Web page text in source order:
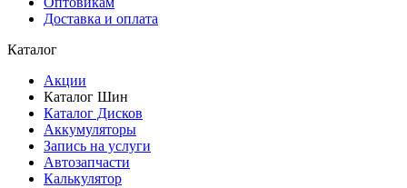
Доставка и оплата
Каталог
Акции
Каталог Шин
Каталог Дисков
Аккумуляторы
Запись на услуги
Автозапчасти
Калькулятор